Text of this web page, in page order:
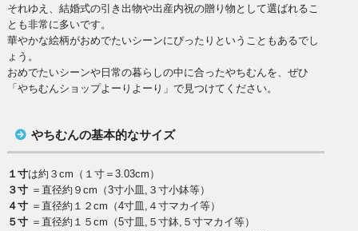
それゆえ、結婚式の引き出物や出産内祝の贈り物として選ばれるこ
とも非常に多いです。
華やかな絵柄がおめでたいシーンにぴったりということもあるでし
ょう。
おめでたいシーンや日常の暮らしの中に合ったやちむんを、ぜひ
「やちむんショップよーりよーり」で見つけてください。
やちむんの基本的なサイズ
１寸は約３cm（１寸＝3.03cm）
３寸 ＝直径約９cm（3寸小皿,３寸小鉢等）
４寸 ＝直径約１２cm（4寸皿,４寸マカイ等）
５寸 ＝直径約１５cm（5寸皿,５寸鉢,５寸マカイ等）